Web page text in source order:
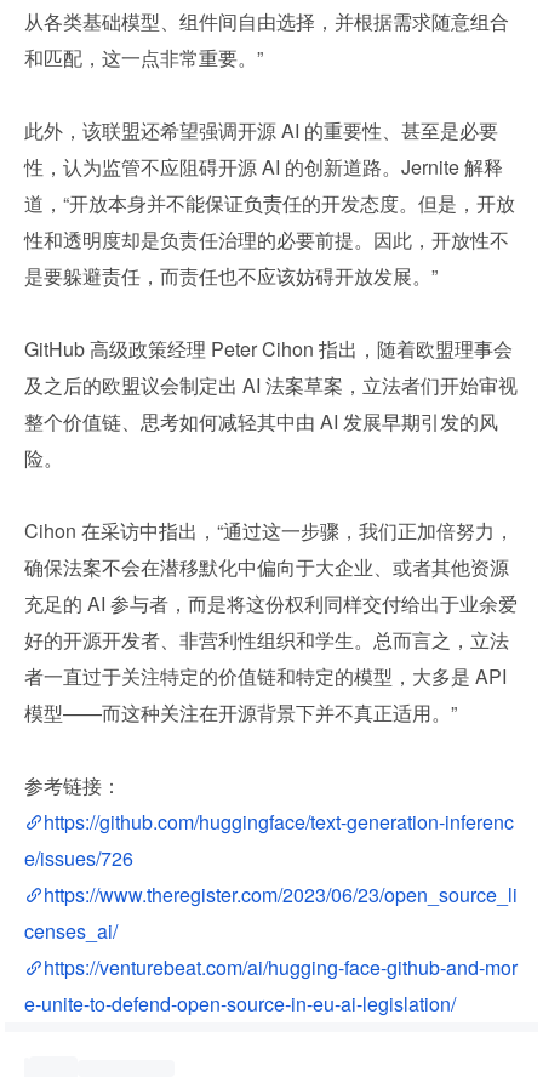
从各类基础模型、组件间自由选择，并根据需求随意组合
和匹配，这一点非常重要。”
此外，该联盟还希望强调开源 AI 的重要性、甚至是必要
性，认为监管不应阻碍开源 AI 的创新道路。Jernite 解释
道，“开放本身并不能保证负责任的开发态度。但是，开放
性和透明度却是负责任治理的必要前提。因此，开放性不
是要躲避责任，而责任也不应该妨碍开放发展。”
GitHub 高级政策经理 Peter Cihon 指出，随着欧盟理事会
及之后的欧盟议会制定出 AI 法案草案，立法者们开始审视
整个价值链、思考如何减轻其中由 AI 发展早期引发的风
险。
Cihon 在采访中指出，“通过这一步骤，我们正加倍努力，
确保法案不会在潜移默化中偏向于大企业、或者其他资源
充足的 AI 参与者，而是将这份权利同样交付给出于业余爱
好的开源开发者、非营利性组织和学生。总而言之，立法
者一直过于关注特定的价值链和特定的模型，大多是 API
模型——而这种关注在开源背景下并不真正适用。”
参考链接：
https://github.com/huggingface/text-generation-inferenc
e/issues/726
https://www.theregister.com/2023/06/23/open_source_li
censes_ai/
https://venturebeat.com/ai/hugging-face-github-and-mor
e-unite-to-defend-open-source-in-eu-ai-legislation/